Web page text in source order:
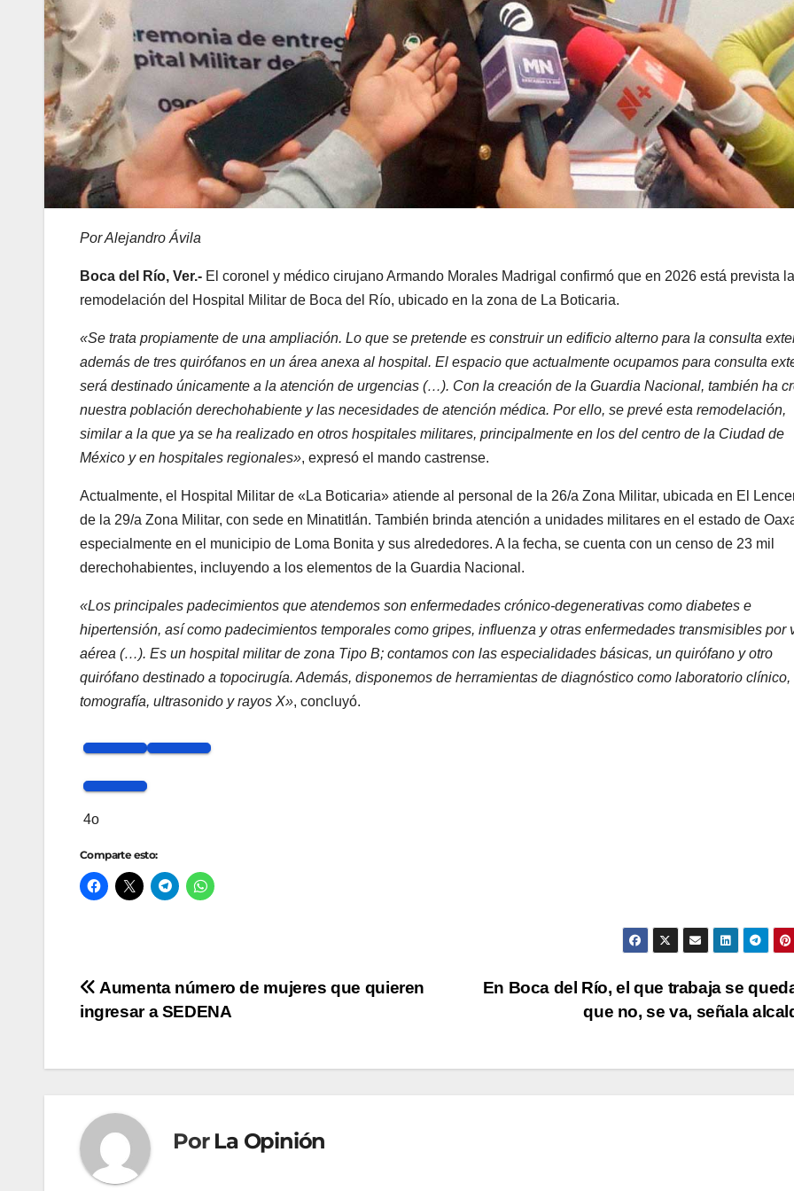
Por Alejandro Ávila
Boca del Río, Ver.- El coronel y médico cirujano Armando Morales Madrigal confirmó que en 2026 está prevista la
remodelación del Hospital Militar de Boca del Río, ubicado en la zona de La Boticaria.
«Se trata propiamente de una ampliación. Lo que se pretende es construir un edificio alterno para la consulta
además de tres quirófanos en un área anexa al hospital. El espacio que actualmente ocupamos para consulta
será destinado únicamente a la atención de urgencias (…). Con la creación de la Guardia Nacional, también ha
nuestra población derechohabiente y las necesidades de atención médica. Por ello, se prevé esta remodelación,
similar a la que ya se ha realizado en otros hospitales militares, principalmente en los del centro de la Ciudad de
México y en hospitales regionales», expresó el mando castrense.
Actualmente, el Hospital Militar de «La Boticaria» atiende al personal de la 26/a Zona Militar, ubicada en El
de la 29/a Zona Militar, con sede en Minatitlán. También brinda atención a unidades militares en el estado de
especialmente en el municipio de Loma Bonita y sus alrededores. A la fecha, se cuenta con un censo de 23 mil
derechohabientes, incluyendo a los elementos de la Guardia Nacional.
«Los principales padecimientos que atendemos son enfermedades crónico-degenerativas como diabetes e
hipertensión, así como padecimientos temporales como gripes, influenza y otras enfermedades transmisibles por
aérea (…). Es un hospital militar de zona Tipo B; contamos con las especialidades básicas, un quirófano y otro
quirófano destinado a topocirugía. Además, disponemos de herramientas de diagnóstico como laboratorio clínico,
tomografía, ultrasonido y rayos X», concluyó.
4o
Comparte esto:
Navegación
de
entradas
En Boca del Río, el que trabaja se
que no, se va, señala
Aumenta número de mujeres que quieren
ingresar a SEDENA
Por La Opinión